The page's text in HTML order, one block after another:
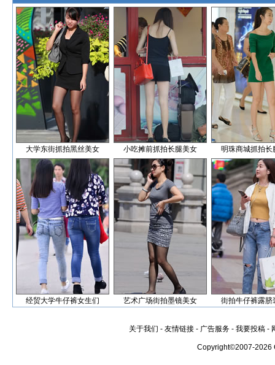
大学东街抓拍黑丝美女 小吃摊前抓拍长腿美女 明珠商城抓拍长
经贸大学牛仔裤女生们 艺术广场街拍墨镜美女 街拍牛仔裤露脐
关于我们 - 友情链接 - 广告服务 - 我要投稿 -
Copyright©2007-2026